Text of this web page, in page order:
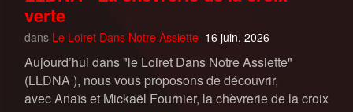
verte
dans Le Loiret Dans Notre Assiette 16 juin, 2026
Aujourd’hui dans "le Loiret Dans Notre Assiette"
(LLDNA ), nous vous proposons de découvrir,
avec Anaïs et Mickaël Fournier, la chèvrerie de la croix